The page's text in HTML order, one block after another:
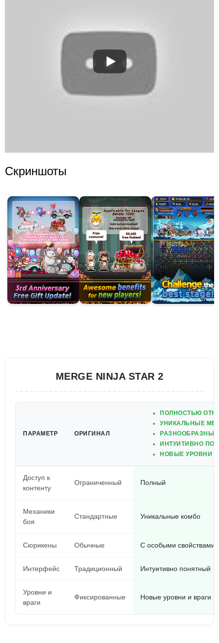
Скриншоты
MERGE NINJA STAR 2
ПАРАМЕТР ОРИГИНАЛ
ПОЛНОСТЬЮ
УНИКАЛЬНЫЕ
ИНТУИТИВНО
НОВЫЕ УРОВНИ
Доступ к
контенту
Ограниченный Полный
Механики
боя
Стандартные Уникальные комбо
Сюрикены Обычные С особыми свойствами
Интерфейс Традиционный Интуитивно понятный
Уровни и
враги
Фиксированные Новые уровни и враги